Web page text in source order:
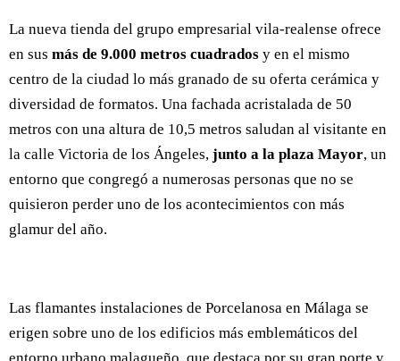
La nueva tienda del grupo empresarial vila-realense ofrece
en sus más de 9.000 metros cuadrados y en el mismo
centro de la ciudad lo más granado de su oferta cerámica y
diversidad de formatos. Una fachada acristalada de 50
metros con una altura de 10,5 metros saludan al visitante en
la calle Victoria de los Ángeles, junto a la plaza Mayor, un
entorno que congregó a numerosas personas que no se
quisieron perder uno de los acontecimientos con más
glamur del año.
Las flamantes instalaciones de Porcelanosa en Málaga se
erigen sobre uno de los edificios más emblemáticos del